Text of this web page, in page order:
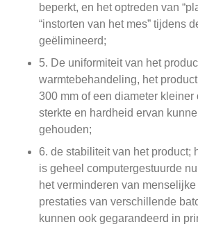
beperkt, en het optreden van
“instorten van het mes” tijdens
geëlimineerd;
5. De uniformiteit van het
warmtebehandeling, het
300 mm of een diameter kleiner
sterkte en hardheid ervan
gehouden;
6. de stabiliteit van het product;
is geheel computergestuurde
het verminderen van
prestaties van verschillende
kunnen ook gegarandeerd in